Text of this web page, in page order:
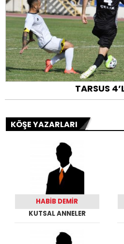
TARSUS
KÖŞE YAZARLARI
HABİB DEMİR
KUTSAL ANNELER